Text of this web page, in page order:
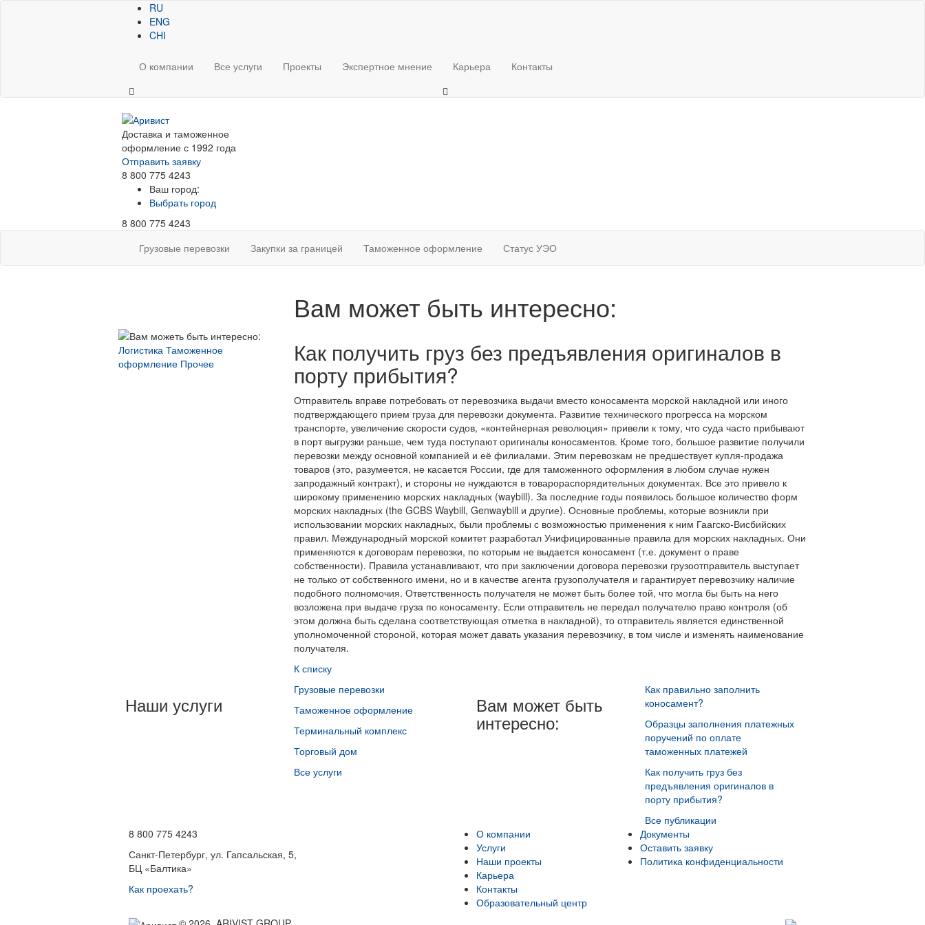
RU
ENG
CHI
О компании Все услуги Проекты Экспертное мнение Карьера Контакты
Доставка и таможенное
оформление с 1992 года
Отправить заявку
8 800 775 4243
Ваш город:
Выбрать город
8 800 775 4243
Грузовые перевозки
Закупки за границей Таможенное оформление Статус УЭО
Вам может быть интересно:
Логистика Таможенное
оформление Прочее Как получить груз без предъявления оригиналов в
порту прибытия?
Отправитель вправе потребовать от перевозчика выдачи вместо коносамента морской накладной или иного
подтверждающего прием груза для перевозки документа. Развитие технического прогресса на морском
транспорте, увеличение скорости судов, «контейнерная революция» привели к тому, что суда часто прибывают
в порт выгрузки раньше, чем туда поступают оригиналы коносаментов. Кроме того, большое развитие получили
перевозки между основной компанией и её филиалами. Этим перевозкам не предшествует купля-продажа
товаров (это, разумеется, не касается России, где для таможенного оформления в любом случае нужен
запродажный контракт), и стороны не нуждаются в товарораспорядительных документах. Все это привело к
широкому применению морских накладных (waybill). За последние годы появилось большое количество форм
морских накладных (the GCBS Waybill, Genwaybill и другие). Основные проблемы, которые возникли при
использовании морских накладных, были проблемы с возможностью применения к ним Гаагско-Висбийских
правил. Международный морской комитет разработал Унифицированные правила для морских накладных. Они
применяются к договорам перевозки, по которым не выдается коносамент (т.е. документ о праве
собственности). Правила устанавливают, что при заключении договора перевозки грузоотправитель выступает
не только от собственного имени, но и в качестве агента грузополучателя и гарантирует перевозчику наличие
подобного полномочия. Ответственность получателя не может быть более той, что могла бы быть на него
возложена при выдаче груза по коносаменту. Если отправитель не передал получателю право контроля (об
этом должна быть сделана соответствующая отметка в накладной), то отправитель является единственной
уполномоченной стороной, которая может давать указания перевозчику, в том числе и изменять наименование
получателя.
К списку
Наши услуги
Грузовые перевозки
Таможенное оформление
Терминальный комплекс
Торговый дом
Все услуги
Вам может быть
интересно:
Как правильно заполнить
коносамент?
Образцы заполнения платежных
поручений по оплате
таможенных платежей
Как получить груз без
предъявления оригиналов в
порту прибытия?
Все публикации
8 800 775 4243
Санкт-Петербург, ул. Гапсальская, 5,
БЦ «Балтика»
Как проехать?
О компании
Услуги
Наши проекты
Карьера
Контакты
Образовательный центр
Документы
Оставить заявку
Политика конфиденциальности